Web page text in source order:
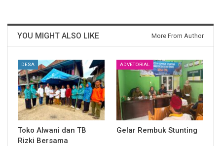
YOU MIGHT ALSO LIKE More From Author
DESA
Toko Alwani dan TB
Rizki Bersama
ADVETORIAL
Gelar Rembuk Stunting